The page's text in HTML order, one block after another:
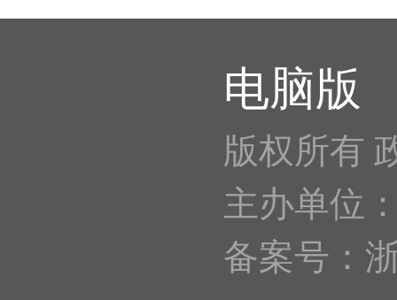
电脑版
版权所有
主办单位
备案号：